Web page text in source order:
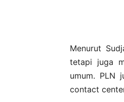
Menurut
tetapi juga
umum. PLN
contact